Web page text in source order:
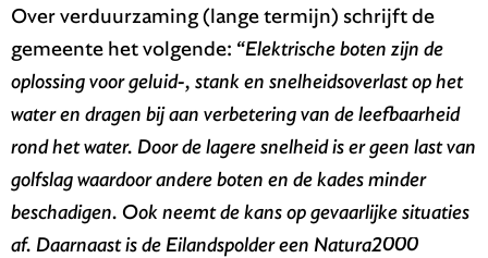
Over verduurzaming (lange termijn) schrijft de
gemeente het volgende: “Elektrische boten zijn de
oplossing voor geluid-, stank en snelheidsoverlast op het
water en dragen bij aan verbetering van de leefbaarheid
rond het water. Door de lagere snelheid is er geen last van
golfslag waardoor andere boten en de kades minder
beschadigen. Ook neemt de kans op gevaarlijke situaties
af. Daarnaast is de Eilandspolder een Natura2000